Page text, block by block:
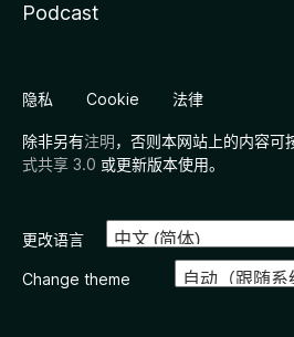
Podcast
隐私 Cookie 法律
除非另有注明，否则本网站上的内容可
式共享 3.0 或更新版本使用。
更改语言
Change theme